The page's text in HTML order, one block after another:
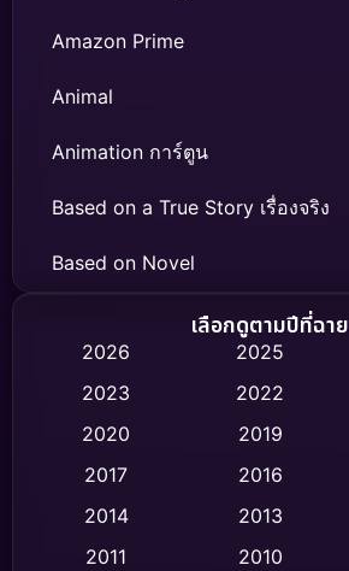
Amazon Prime
Animal
Animation การ์ตูน
Based on a True Story เรื่องจริง
Based on Novel
Biography ชีวิตจริง
Classic หนังคลาสสิก
Comedy ตลก
เลือกดูตามปีที่ฉาย
2026 2025
2023
2022
2020
2019
2017
2016
2014
2013
2011
2010